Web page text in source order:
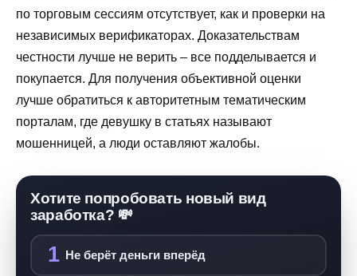
по торговым сессиям отсутствует, как и проверки на
независимых верификаторах. Доказательствам
честности лучше не верить – все подделывается и
покупается. Для получения объективной оценки
лучше обратиться к авторитетным тематическим
порталам, где девушку в статьях называют
мошенницей, а люди оставляют жалобы.
Хотите попробовать новый вид
заработка? 💸
1 Не берёт деньги вперёд